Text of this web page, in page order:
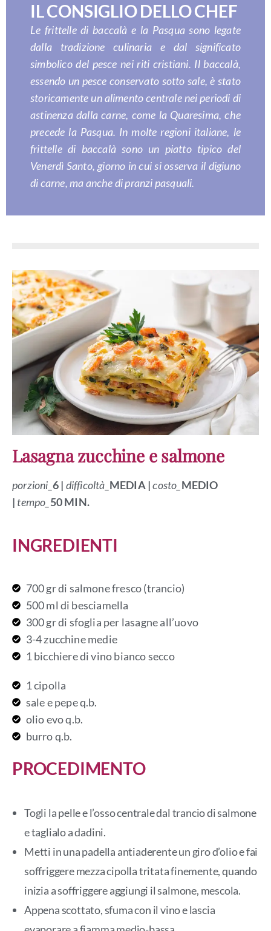
IL CONSIGLIO DELLO CHEF
Le frittelle di baccalà e la Pasqua sono legate
dalla tradizione culinaria e dal significato
simbolico del pesce nei riti cristiani. Il baccalà,
essendo un pesce conservato sotto sale, è stato
storicamente un alimento centrale nei periodi di
astinenza dalla carne, come la Quaresima, che
precede la Pasqua. In molte regioni italiane, le
frittelle di baccalà sono un piatto tipico del
Venerdì Santo, giorno in cui si osserva il digiuno
di carne, ma anche di pranzi pasquali.
Lasagna zucchine e salmone
porzioni_ 6 | difficoltà_ MEDIA|costo_ MEDIO
| tempo_ 50 MIN.
INGREDIENTI
700 gr di salmone fresco (trancio)
500 ml di besciamella
300 gr di sfoglia per lasagne all’uovo
3-4 zucchine medie
1 bicchiere di vino bianco secco
1 cipolla
sale e pepe q.b.
olio evo q.b.
burro q.b.
PROCEDIMENTO
Togli la pelle e l’osso centrale dal trancio di salmone
e taglialo a dadini.
Metti in una padella antiaderente un giro d’olio e fai
soffriggere mezza cipolla tritata finemente, quando
inizia a soffriggere aggiungi il salmone, mescola.
Appena scottato, sfuma con il vino e lascia